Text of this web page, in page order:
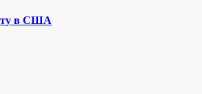
в США